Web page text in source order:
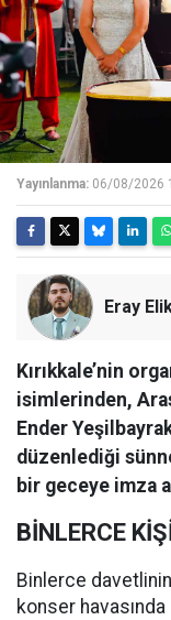
Yayınlanma: 06/08/2026
Eray
Kırıkkale’nin
isimlerinden,
Ender
düzenlediği
bir geceye imza
BİNLERCE
Binlerce
konser havasında